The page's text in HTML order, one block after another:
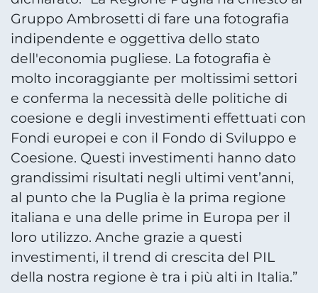
Gruppo Ambrosetti di fare una fotografia
indipendente e oggettiva dello stato
dell'economia pugliese. La fotografia è
molto incoraggiante per moltissimi settori
e conferma la necessità delle politiche di
coesione e degli investimenti effettuati con
Fondi europei e con il Fondo di Sviluppo e
Coesione. Questi investimenti hanno dato
grandissimi risultati negli ultimi vent’anni,
al punto che la Puglia è la prima regione
italiana e una delle prime in Europa per il
loro utilizzo. Anche grazie a questi
investimenti, il trend di crescita del PIL
della nostra regione è tra i più alti in Italia.”